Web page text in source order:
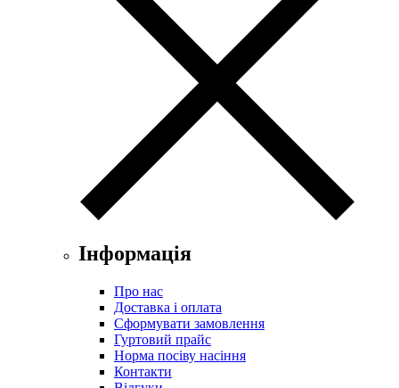
Інформація
Про нас
Доставка і оплата
Сформувати замовлення
Гуртовий прайс
Норма посіву насіння
Контакти